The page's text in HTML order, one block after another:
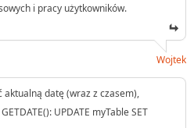
i pracy użytkowników.
Wojtek
aktualną datę (wraz z czasem),
UPDATE myTable SET